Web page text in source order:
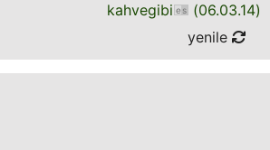
kahvegibi (06.03.14)
yenile